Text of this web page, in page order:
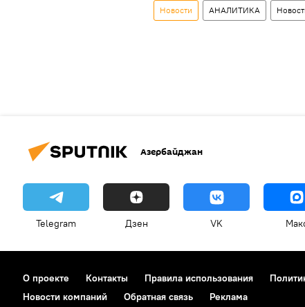
Новости АНАЛИТИКА
Азербайджан
Telegram Дзен VK
О проекте Контакты Правила использования
Новости компаний
Обратная связь Реклама